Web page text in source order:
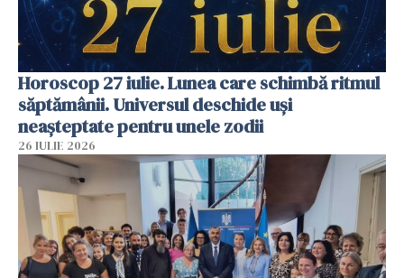
Horoscop 27 iulie. Lunea care schimbă ritmul
săptămânii. Universul deschide uși
neașteptate pentru unele zodii
26 IULIE 2026